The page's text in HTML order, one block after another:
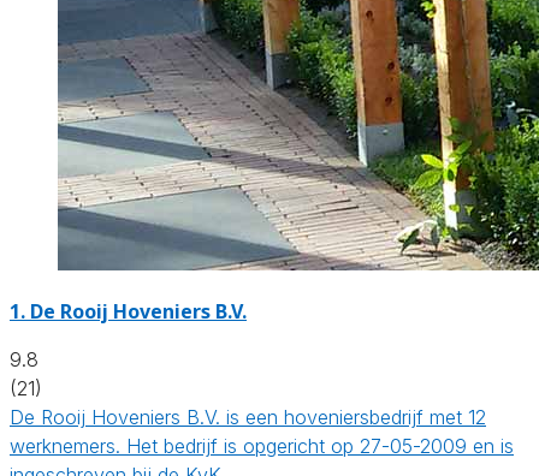
1. De Rooij Hoveniers B.V.
9.8
(21)
De Rooij Hoveniers B.V. is een hoveniersbedrijf met 12
werknemers. Het bedrijf is opgericht op 27-05-2009 en is